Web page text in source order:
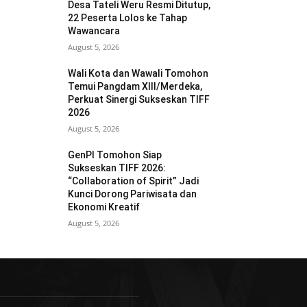
Desa Tateli Weru Resmi Ditutup,
22 Peserta Lolos ke Tahap
Wawancara
August 5, 2026
Wali Kota dan Wawali Tomohon
Temui Pangdam XIII/Merdeka,
Perkuat Sinergi Sukseskan TIFF
2026
August 5, 2026
GenPI Tomohon Siap
Sukseskan TIFF 2026:
“Collaboration of Spirit” Jadi
Kunci Dorong Pariwisata dan
Ekonomi Kreatif
August 5, 2026